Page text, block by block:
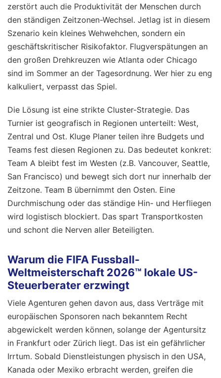
zerstört auch die Produktivität der Menschen durch
den ständigen Zeitzonen-Wechsel. Jetlag ist in diesem
Szenario kein kleines Wehwehchen, sondern ein
geschäftskritischer Risikofaktor. Flugverspätungen an
den großen Drehkreuzen wie Atlanta oder Chicago
sind im Sommer an der Tagesordnung. Wer hier zu eng
kalkuliert, verpasst das Spiel.
Die Lösung ist eine strikte Cluster-Strategie. Das
Turnier ist geografisch in Regionen unterteilt: West,
Zentral und Ost. Kluge Planer teilen ihre Budgets und
Teams fest diesen Regionen zu. Das bedeutet konkret:
Team A bleibt fest im Westen (z.B. Vancouver, Seattle,
San Francisco) und bewegt sich dort nur innerhalb der
Zeitzone. Team B übernimmt den Osten. Eine
Durchmischung oder das ständige Hin- und Herfliegen
wird logistisch blockiert. Das spart Transportkosten
und schont die Nerven aller Beteiligten.
Warum die FIFA Fussball-
Weltmeisterschaft 2026™ lokale US-
Steuerberater erzwingt
Viele Agenturen gehen davon aus, dass Verträge mit
europäischen Sponsoren nach bekanntem Recht
abgewickelt werden können, solange der Agentursitz
in Frankfurt oder Zürich liegt. Das ist ein gefährlicher
Irrtum. Sobald Dienstleistungen physisch in den USA,
Kanada oder Mexiko erbracht werden, greifen die